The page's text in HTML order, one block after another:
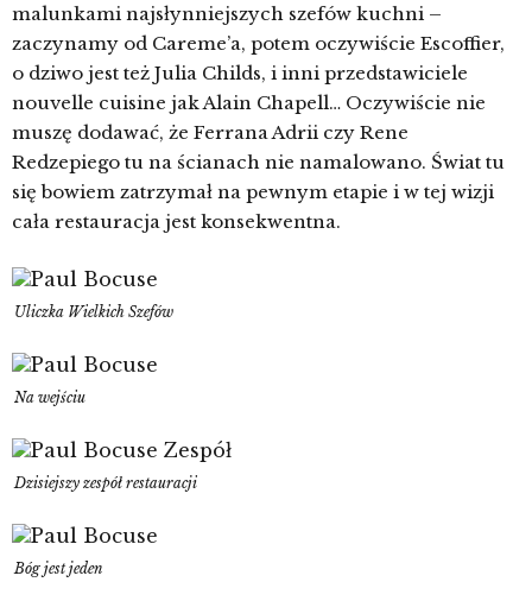
malunkami najsłynniejszych szefów kuchni –
zaczynamy od Careme’a, potem oczywiście Escoffier,
o dziwo jest też Julia Childs, i inni przedstawiciele
nouvelle cuisine jak Alain Chapell… Oczywiście nie
muszę dodawać, że Ferrana Adrii czy Rene
Redzepiego tu na ścianach nie namalowano. Świat tu
się bowiem zatrzymał na pewnym etapie i w tej wizji
cała restauracja jest konsekwentna.
Uliczka Wielkich Szefów
Na wejściu
Dzisiejszy zespół restauracji
Bóg jest jeden